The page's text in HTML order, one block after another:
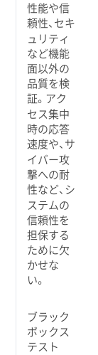
性能や信
頼性、セキ
ュリティ
など機能
面以外の
品質を検
証。アク
セス集中
時の応答
速度や、サ
イバー攻
撃への耐
性など、シ
ステムの
信頼性を
担保する
ために欠
かせな
い。
ブラック
ボックス
テスト